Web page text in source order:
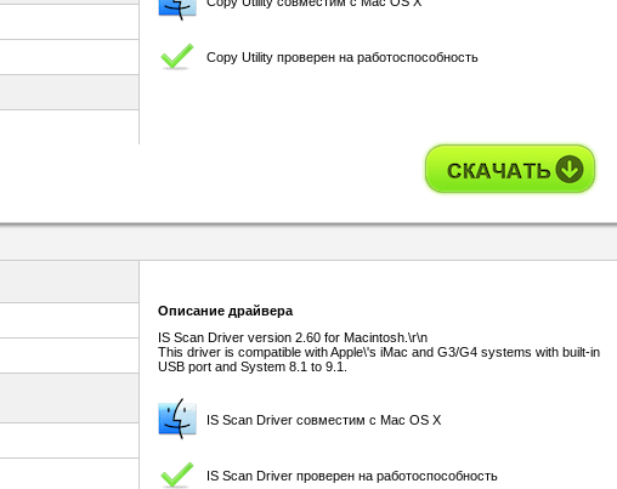
Copy Utility проверен на работоспособность
Описание драйвера
IS Scan Driver version 2.60 for Macintosh.\r\n
This driver is compatible with Apple\'s iMac and G3/G4 systems with built-in
USB port and System 8.1 to 9.1.
IS Scan Driver совместим с Mac OS X
IS Scan Driver проверен на работоспособность